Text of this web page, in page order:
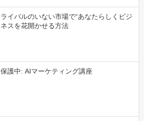
ライバルのいない市場で“あなたらしくビジ
ネスを花開かせる方法
保護中: AIマーケティング講座